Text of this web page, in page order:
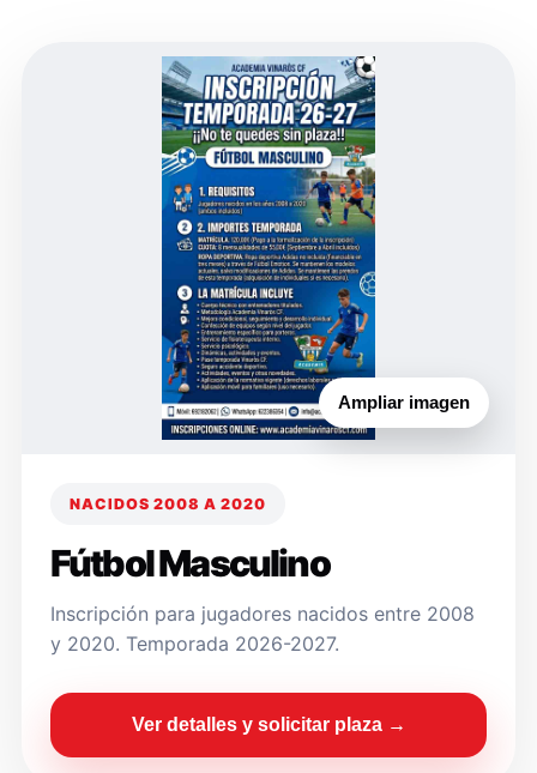
Ampliar imagen
NACIDOS 2008 A 2020
Fútbol Masculino
Inscripción para jugadores nacidos entre 2008
y 2020. Temporada 2026-2027.
Ver detalles y solicitar plaza →